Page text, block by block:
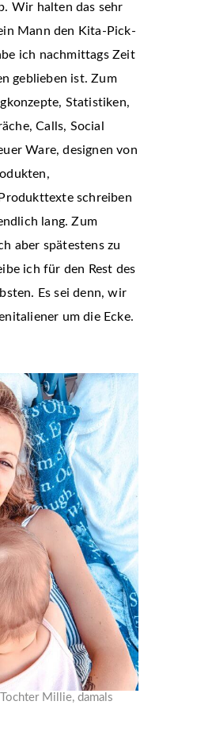
Wir halten das sehr
Mann den Kita-Pick-
ich nachmittags Zeit
geblieben ist. Zum
Statistiken,
Calls, Social
Ware, designen von
schreiben
lang. Zum
aber spätestens zu
ich für den Rest des
Es sei denn, wir
um die Ecke.
Millie, damals